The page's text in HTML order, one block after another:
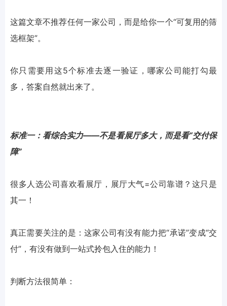
这篇文章不推荐任何一家公司，而是给你一个“可复用的筛
选框架”。
你只需要用这5个标准去逐一验证，哪家公司能打勾最
多，答案自然就出来了。
标准一：看综合实力——不是看展厅多大，而是看“交付保
障”
很多人选公司喜欢看展厅，展厅大气=公司靠谱？这只是
其一！
真正需要关注的是：这家公司有没有能力把“承诺”变成“交
付”，有没有做到一站式拎包入住的能力！
判断方法很简单：